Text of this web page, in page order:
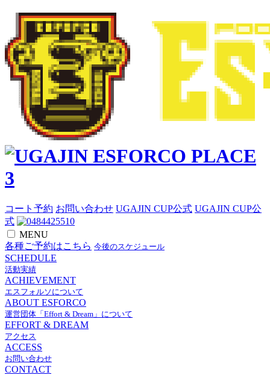
コート予約 お問い合わせ UGAJIN CUP公式 UGAJIN CUP公
式
MENU
各種ご予約はこちら 今後のスケジュール
SCHEDULE
活動実績
ACHIEVEMENT
エスフォルソについて
ABOUT ESFORCO
運営団体「Effort & Dream」について
EFFORT & DREAM
アクセス
ACCESS
お問い合わせ
CONTACT